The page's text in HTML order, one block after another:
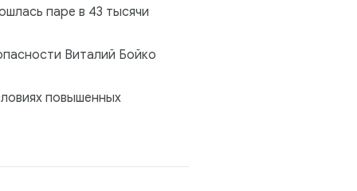
паре в 43 тысячи
Виталий Бойко
повышенных